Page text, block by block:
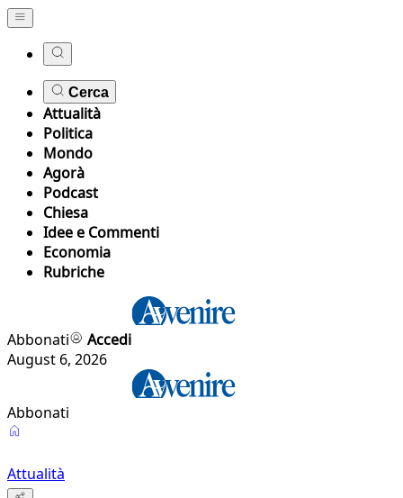
Cerca
Attualità
Politica
Mondo
Agorà
Podcast
Chiesa
Idee e Commenti
Economia
Rubriche
Abbonati
Accedi
August 6, 2026
Abbonati
Attualità